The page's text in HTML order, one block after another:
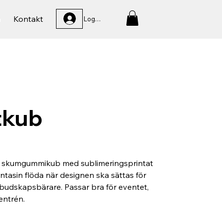
Kontakt Logga In
skumgummikub med sublimeringsprintat
flöda när designen ska sättas för
Passar bra för eventet,